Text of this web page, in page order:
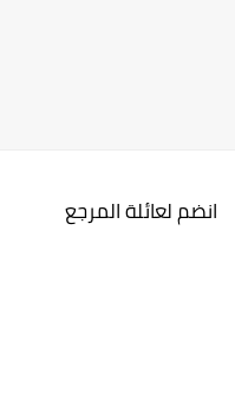
انضم لعائلة المرجع